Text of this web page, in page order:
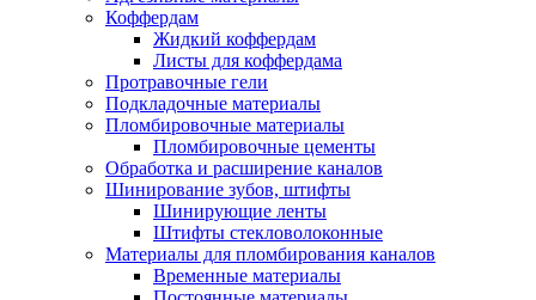
Коффердам
Жидкий коффердам
Листы для коффердама
Протравочные гели
Подкладочные материалы
Пломбировочные материалы
Пломбировочные цементы
Обработка и расширение каналов
Шинирование зубов, штифты
Шинирующие ленты
Штифты стекловолоконные
Материалы для пломбирования каналов
Временные материалы